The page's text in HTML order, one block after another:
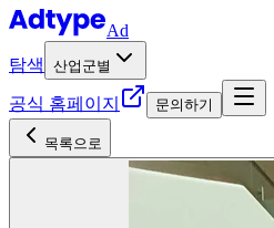
Ad
탐색
산업군별
공식 홈페이지 문의하기
목록으로